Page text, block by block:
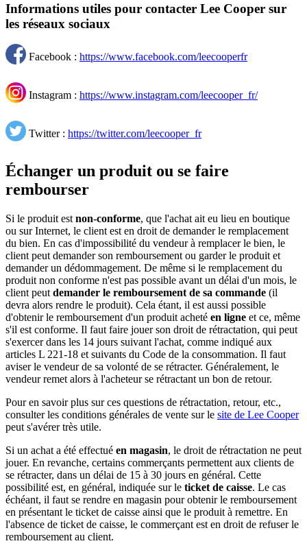
Informations utiles pour contacter Lee Cooper sur
les réseaux sociaux
Facebook : https://www.facebook.com/leecooperfr
Instagram : https://www.instagram.com/leecooper_fr/
Twitter : https://twitter.com/leecooper_fr
Échanger un produit ou se faire
rembourser
Si le produit est non-conforme, que l'achat ait eu lieu en boutique
ou sur Internet, le client est en droit de demander le remplacement
du bien. En cas d'impossibilité du vendeur à remplacer le bien, le
client peut demander son remboursement ou garder le produit et
demander un dédommagement. De même si le remplacement du
produit non conforme n'est pas possible avant un délai d'un mois, le
client peut demander le remboursement de sa commande (il
devra alors rendre le produit). Cela étant, il est aussi possible
d'obtenir le remboursement d'un produit acheté en ligne et ce, même
s'il est conforme. Il faut faire jouer son droit de rétractation, qui peut
s'exercer dans les 14 jours suivant l'achat, comme indiqué aux
articles L 221-18 et suivants du Code de la consommation. Il faut
aviser le vendeur de sa volonté de se rétracter. Généralement, le
vendeur remet alors à l'acheteur se rétractant un bon de retour.
Pour en savoir plus sur ces questions de rétractation, retour, etc.,
consulter les conditions générales de vente sur le site de Lee Cooper
peut s'avérer très utile.
Si un achat a été effectué en magasin, le droit de rétractation ne peut
jouer. En revanche, certains commerçants permettent aux clients de
se rétracter, dans un délai de 15 à 30 jours en général. Cette
possibilité est, en général, indiquée sur le ticket de caisse. Le cas
échéant, il faut se rendre en magasin pour obtenir le remboursement
en présentant le ticket de caisse ainsi que le produit à remettre. En
l'absence de ticket de caisse, le commerçant est en droit de refuser le
remboursement au client.